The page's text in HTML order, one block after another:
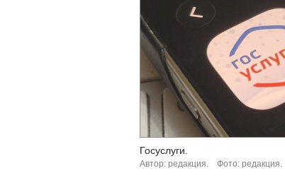
Госуслуги.
Автор: редакция. Фото: редакция.